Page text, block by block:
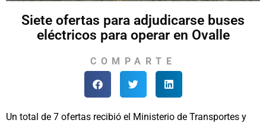
Siete ofertas para adjudicarse buses
eléctricos para operar en Ovalle
COMPARTE
Un total de 7 ofertas recibió el Ministerio de Transportes y